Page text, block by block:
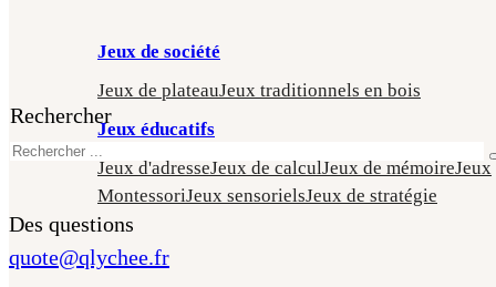
Rechercher
Des questions
quote@qlychee.fr
Jeux de société
Jeux de plateauJeux traditionnels en bois
Jeux éducatifs
Jeux d'adresseJeux de calculJeux de mémoireJeux
MontessoriJeux sensorielsJeux de stratégie